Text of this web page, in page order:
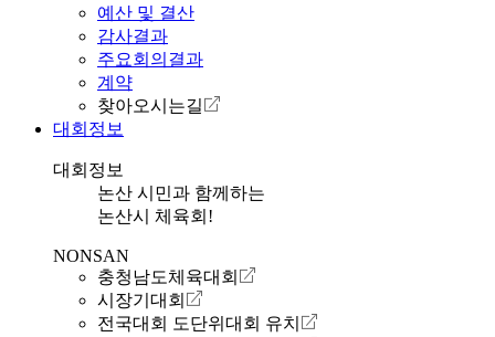
예산 및 결산
감사결과
주요회의결과
계약
찾아오시는길
대회정보
대회정보
논산 시민과 함께하는
논산시 체육회!
NONSAN
충청남도체육대회
시장기대회
전국대회 도단위대회 유치